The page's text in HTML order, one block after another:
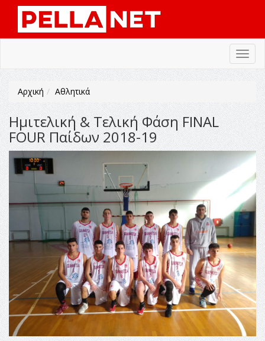
Αρχική Αθλητικά
Ημιτελική & Τελική Φάση FINAL
FOUR Παίδων 2018-19